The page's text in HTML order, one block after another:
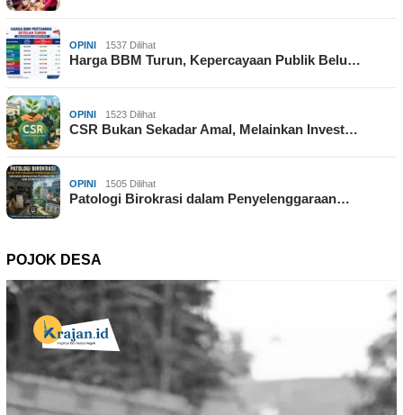
OPINI 1537 Dilihat
Harga BBM Turun, Kepercayaan Publik Belu…
OPINI 1523 Dilihat
CSR Bukan Sekadar Amal, Melainkan Invest…
OPINI 1505 Dilihat
Patologi Birokrasi dalam Penyelenggaraan…
POJOK DESA